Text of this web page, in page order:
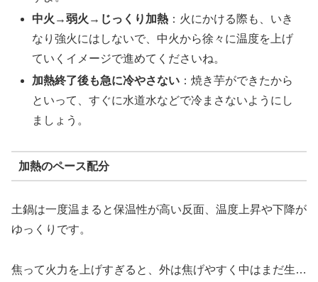
中火→弱火→じっくり加熱 ：火にかける際も、いき
なり強火にはしないで、中火から徐々に温度を上げ
ていくイメージで進めてくださいね。
加熱終了後も急に冷やさない ：焼き芋ができたから
といって、すぐに水道水などで冷まさないようにし
ましょう。
加熱のペース配分
土鍋は一度温まると保温性が高い反面、温度上昇や下降が
ゆっくりです。
焦って火力を上げすぎると、外は焦げやすく中はまだ生…